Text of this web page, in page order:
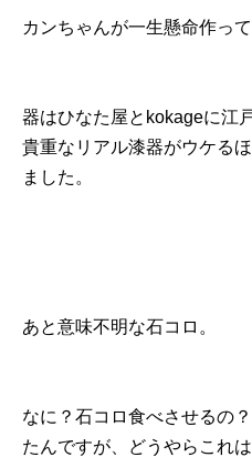
カンちゃんが一生懸命作って
器はひなた屋とkokageに江
貴重なリアル漆器がウケる
ました。
あと意味不明な石コロ。
なに？石コロ食べさせるの
たんですが、どうやらこれ